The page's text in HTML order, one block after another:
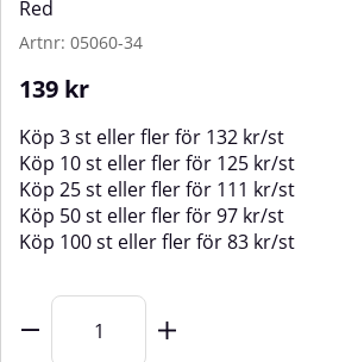
Red
Artnr: 05060-34
139 kr
Köp 3 st eller fler för 132 kr/st
Köp 10 st eller fler för 125 kr/st
Köp 25 st eller fler för 111 kr/st
Köp 50 st eller fler för97 kr/st
Köp 100 st eller fler för83 kr/st